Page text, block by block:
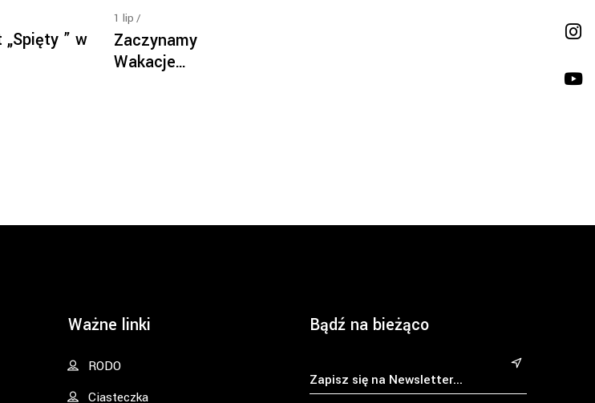
„Spięty ” w
1 lip
Zaczynamy
Wakacje…
Ważne linki
RODO
Ciasteczka
Bądź na bieżąco
&